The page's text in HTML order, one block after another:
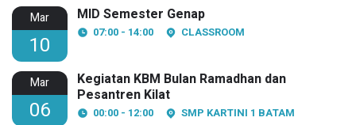
Mar
10
MID Semester Genap
07:00 - 14:00 CLASSROOM
Mar
06
Kegiatan KBM Bulan Ramadhan dan
Pesantren Kilat
00:00 - 12:00 SMP KARTINI 1 BATAM